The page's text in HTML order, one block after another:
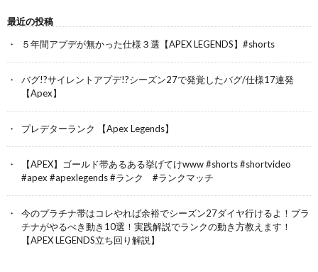
最近の投稿
５年間アプデが無かった仕様３選【APEX LEGENDS】#shorts
バグ!?サイレントアプデ!?シーズン27で発覚したバグ/仕様17連発
【Apex】
プレデターランク 【Apex Legends】
【APEX】ゴールド帯あるある挙げてけwww #shorts #shortvideo
#apex #apexlegends #ランク #ランクマッチ
今のプラチナ帯はコレやれば余裕でシーズン27ダイヤ行けるよ！プラ
チナがやるべき動き10選！実践解説でランクの動き方教えます！
【APEX LEGENDS立ち回り解説】